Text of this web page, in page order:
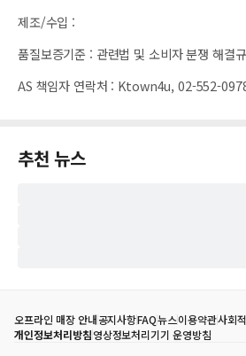
제조/수입 :
품질보증기준 : 관련법 및 소비자 분쟁 해결
AS 책임자 연락처 : Ktown4u, 02-552-
추천 뉴스
오프라인 매장 안내공지사항FAQ뉴스이용약관사회
개인정보처리방침영상정보처리기기 운영방침